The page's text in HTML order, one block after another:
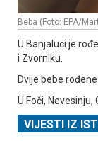
Beba (Foto: EPA/
U Banjaluci je
i Zvorniku.
Dvije bebe
U Foči, Nevesinju,
VIJESTI IZ